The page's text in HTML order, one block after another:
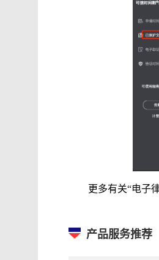
更多有关“电子
产品服务推荐